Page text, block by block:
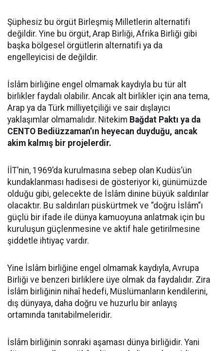
Şüphesiz bu örgüt Birleşmiş Milletlerin alternatifi
değildir. Yine bu örgüt, Arap Birliği, Afrika Birliği gibi
başka bölgesel örgütlerin alternatifi ya da
engelleyicisi de değildir.
İslâm birliğine engel olmamak kaydıyla bu tür alt
birlikler faydalı olabilir. Ancak alt birlikler için ana tema,
Arap ya da Türk milliyetçiliği ve sair dışlayıcı
yaklaşımlar olmamalıdır. Nitekim Bağdat Paktı ya da
CENTO Bediüzzaman’ın heyecan duyduğu, ancak
akim kalmış bir projelerdir.
İİT’nin, 1969’da kurulmasına sebep olan Kudüs’ün
kundaklanması hadisesi de gösteriyor ki, günümüzde
olduğu gibi, gelecekte de İslâm dinine büyük saldırılar
olacaktır. Bu saldırıları püskürtmek ve “doğru İslâm”ı
güçlü bir ifade ile dünya kamuoyuna anlatmak için bu
kuruluşun güçlenmesine ve aktif hale getirilmesine
şiddetle ihtiyaç vardır.
Yine İslâm birliğine engel olmamak kaydıyla, Avrupa
Birliği ve benzeri birliklere üye olmak da faydalıdır. Zira
İslâm birliğinin nihaî hedefi, Müslümanların kendilerini,
dış dünyaya, daha doğru ve huzurlu bir anlayış
ortamında tanıtabilmeleridir.
İslâm birliğinin sonraki aşaması dünya birliğidir. Yani